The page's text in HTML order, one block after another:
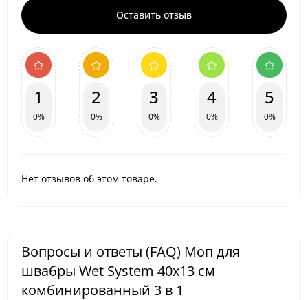
Оставить отзыв
1
0%
2
0%
3
0%
4
0%
5
0%
Нет отзывов об этом товаре.
Вопросы и ответы (FAQ) Моп для
швабры Wet System 40x13 см
комбинированный 3 в 1